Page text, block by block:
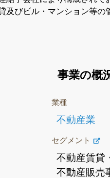
米株版の先行利用も
及びビル・マンション等
事業の概
業種
不動産業
セグメント
不動産賃貸
不動産販売